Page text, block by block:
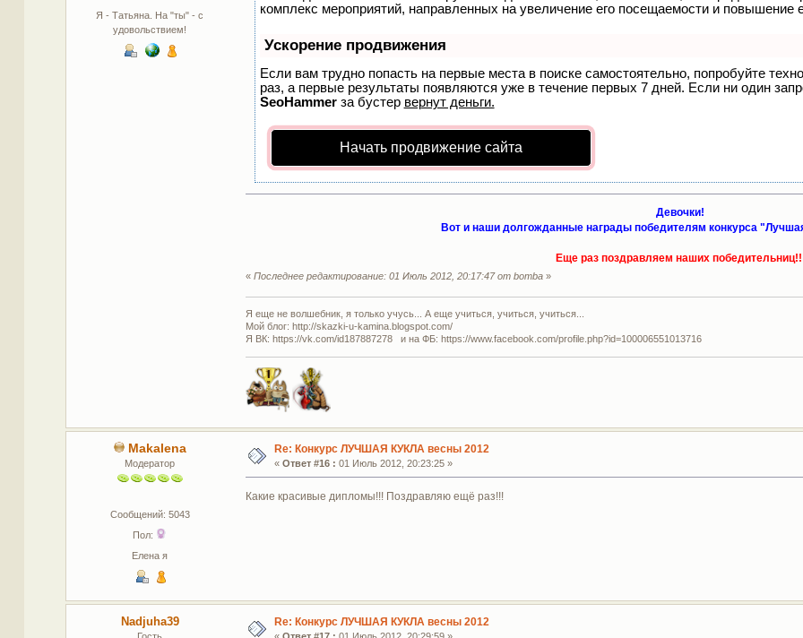
Я - Татьяна. На "ты" - с
удовольствием!
комплекс мероприятий, направленных на увеличение его посещаемости и повышение
Ускорение продвижения
Если вам трудно попасть на первые места в поиске самостоятельно, попробуйте
раз, а первые результаты появляются уже в течение первых 7 дней. Если ни один
SeoHammerза бустер вернут деньги.
Начать продвижение сайта
Девочки!
Вот и наши долгожданные награды победителям конкурса
Еще раз поздравляем наших
« Последнее редактирование: 01 Июль 2012, 20:17:47 от bomba»
Я еще не волшебник, я только учусь... А еще учиться, учиться, учиться...
Мой блог: http://skazki-u-kamina.blogspot.com/
Я ВК: https://vk.com/id187887278 и на ФБ: https://www.facebook.com/profile.php?id=100006551013716
Makalena
Модератор
Сообщений: 5043
Пол:
Елена я
Re: Конкурс ЛУЧШАЯ КУКЛА весны 2012
« Ответ #16 : 01 Июль 2012, 20:23:25 »
Какие красивые дипломы!!! Поздравляю ещё раз!!!
Nadjuha39 Re: Конкурс ЛУЧШАЯ КУКЛА весны 2012